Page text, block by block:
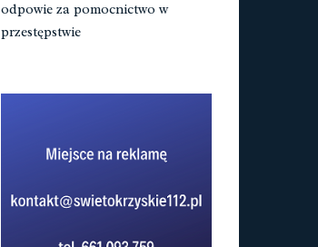
odpowie za pomocnictwo w
przestępstwie